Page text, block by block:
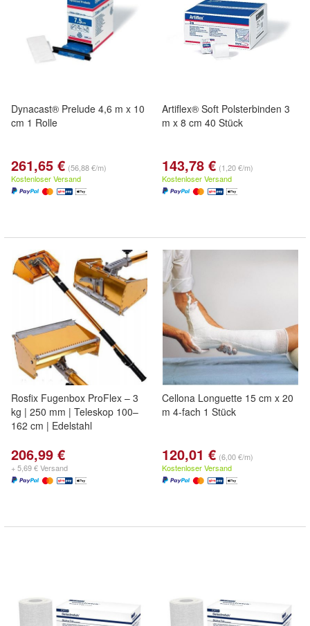
Dynacast® Prelude 4,6 m x 10
cm 1 Rolle
261,65 € (56,88 €/m)
Kostenloser Versand
Artiflex® Soft Polsterbinden 3
m x 8 cm 40 Stück
143,78 € (1,20 €/m)
Kostenloser Versand
Rosfix Fugenbox ProFlex – 3
kg | 250 mm | Teleskop 100–
162 cm | Edelstahl
206,99 €
+ 5,69 € Versand
Cellona Longuette 15 cm x 20
m 4-fach 1 Stück
120,01 € (6,00 €/m)
Kostenloser Versand